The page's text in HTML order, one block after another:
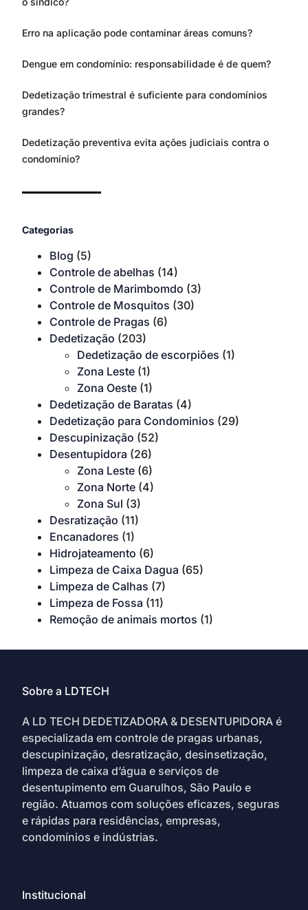
Erro na aplicação pode contaminar áreas comuns?
Dengue em condomínio: responsabilidade é de quem?
Dedetização trimestral é suficiente para condomínios
grandes?
Dedetização preventiva evita ações judiciais contra o
condomínio?
Categorias
Blog (5)
Controle de abelhas (14)
Controle de Marimbomdo (3)
Controle de Mosquitos (30)
Controle de Pragas (6)
Dedetização (203)
Dedetização de escorpiões (1)
Zona Leste (1)
Zona Oeste (1)
Dedetização de Baratas (4)
Dedetização para Condominios (29)
Descupinização (52)
Desentupidora (26)
Zona Leste (6)
Zona Norte (4)
Zona Sul (3)
Desratização (11)
Encanadores (1)
Hidrojateamento (6)
Limpeza de Caixa Dagua (65)
Limpeza de Calhas (7)
Limpeza de Fossa (11)
Remoção de animais mortos (1)
Sobre a LDTECH
A LD TECH DEDETIZADORA & DESENTUPIDORA é
especializada em controle de pragas urbanas,
descupinização, desratização, desinsetização,
limpeza de caixa d’água e serviços de
desentupimento em Guarulhos, São Paulo e
região. Atuamos com soluções eficazes, seguras
e rápidas para residências, empresas,
condomínios e indústrias.
Institucional